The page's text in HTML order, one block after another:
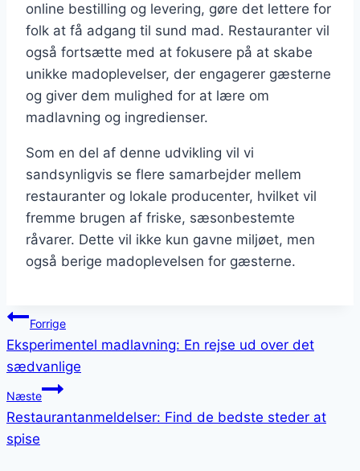
online bestilling og levering, gøre det lettere for
folk at få adgang til sund mad. Restauranter vil
også fortsætte med at fokusere på at skabe
unikke madoplevelser, der engagerer gæsterne
og giver dem mulighed for at lære om
madlavning og ingredienser.
Som en del af denne udvikling vil vi
sandsynligvis se flere samarbejder mellem
restauranter og lokale producenter, hvilket vil
fremme brugen af friske, sæsonbestemte
råvarer. Dette vil ikke kun gavne miljøet, men
også berige madoplevelsen for gæsterne.
Indlægsnavigation
Forrige
Eksperimentel madlavning: En rejse ud over det
sædvanlige
Næste
Restaurantanmeldelser: Find de bedste steder at
spise